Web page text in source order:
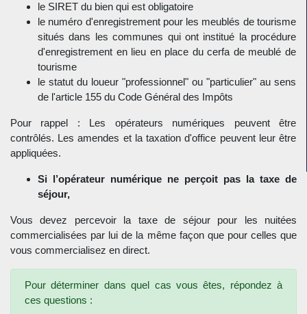
le SIRET du bien qui est obligatoire
le numéro d'enregistrement pour les meublés de tourisme
situés dans les communes qui ont institué la procédure
d'enregistrement en lieu en place du cerfa de meublé de
tourisme
le statut du loueur "professionnel" ou "particulier" au sens
de l'article 155 du Code Général des Impôts
Pour rappel : Les opérateurs numériques peuvent être
contrôlés. Les amendes et la taxation d'office peuvent leur être
appliquées.
Si l’opérateur numérique ne perçoit pas la taxe de
séjour,
Vous devez percevoir la taxe de séjour pour les nuitées
commercialisées par lui de la même façon que pour celles que
vous commercialisez en direct.
Pour déterminer dans quel cas vous êtes, répondez à
ces questions :